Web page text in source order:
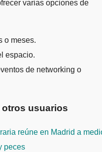
varias opciones de
o meses.
espacio.
de networking o
usuarios
reúne en Madrid a
peces